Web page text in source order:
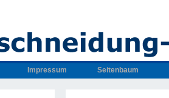
Impressum Seitenbaum